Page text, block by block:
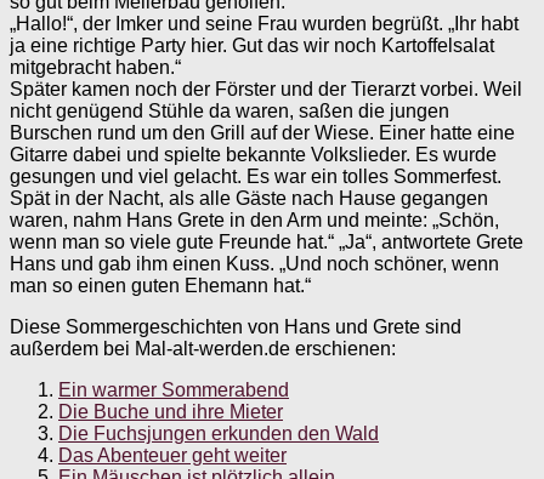
„Hallo!“, der Imker und seine Frau wurden begrüßt. „Ihr habt
ja eine richtige Party hier. Gut das wir noch Kartoffelsalat
mitgebracht haben.“
Später kamen noch der Förster und der Tierarzt vorbei. Weil
nicht genügend Stühle da waren, saßen die jungen
Burschen rund um den Grill auf der Wiese. Einer hatte eine
Gitarre dabei und spielte bekannte Volkslieder. Es wurde
gesungen und viel gelacht. Es war ein tolles Sommerfest.
Spät in der Nacht, als alle Gäste nach Hause gegangen
waren, nahm Hans Grete in den Arm und meinte: „Schön,
wenn man so viele gute Freunde hat.“ „Ja“, antwortete Grete
Hans und gab ihm einen Kuss. „Und noch schöner, wenn
man so einen guten Ehemann hat.“
Diese Sommergeschichten von Hans und Grete sind
außerdem bei Mal-alt-werden.de erschienen:
Ein warmer Sommerabend
Die Buche und ihre Mieter
Die Fuchsjungen erkunden den Wald
Das Abenteuer geht weiter